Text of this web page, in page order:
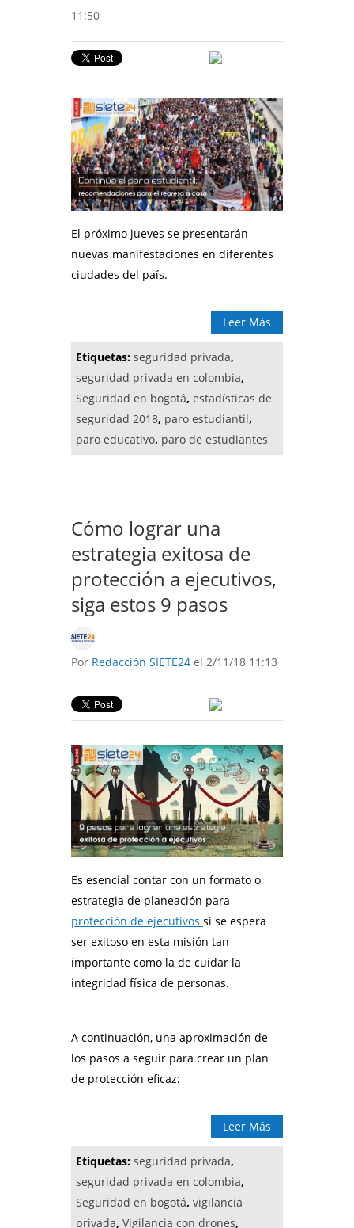
11:50
El próximo jueves se presentarán
nuevas manifestaciones en diferentes
ciudades del país.
Leer Más
Etiquetas: seguridad privada,
seguridad privada en colombia,
Seguridad en bogotá, estadísticas de
seguridad 2018, paro estudiantil,
paro educativo, paro de estudiantes
Cómo lograr una
estrategia exitosa de
protección a ejecutivos,
siga estos 9 pasos
Por Redacción SIETE24 el 2/11/18 11:13
Es esencial contar con un formato o
estrategia de planeación para
protección de ejecutivos si se espera
ser exitoso en esta misión tan
importante como la de cuidar la
integridad física de personas.
A continuación, una aproximación de
los pasos a seguir para crear un plan
de protección eficaz:
Leer Más
Etiquetas: seguridad privada,
seguridad privada en colombia,
Seguridad en bogotá, vigilancia
privada, Vigilancia con drones,